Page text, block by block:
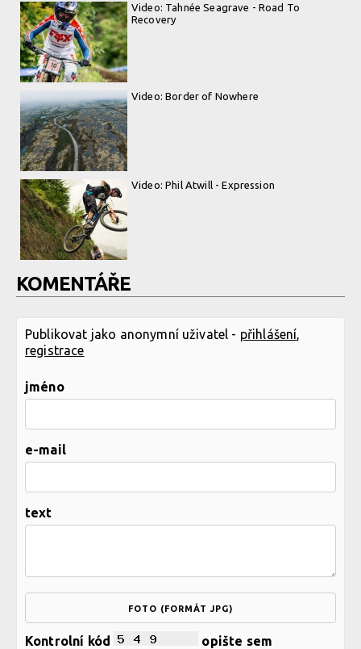
Video: Tahnée Seagrave - Road To
Recovery
Video: Border of Nowhere
Video: Phil Atwill - Expression
KOMENTÁŘE
Publikovat jako anonymní uživatel - přihlášení
registrace
jméno
e-mail
text
FOTO (FORMÁT JPG)
Kontrolní kód opište sem